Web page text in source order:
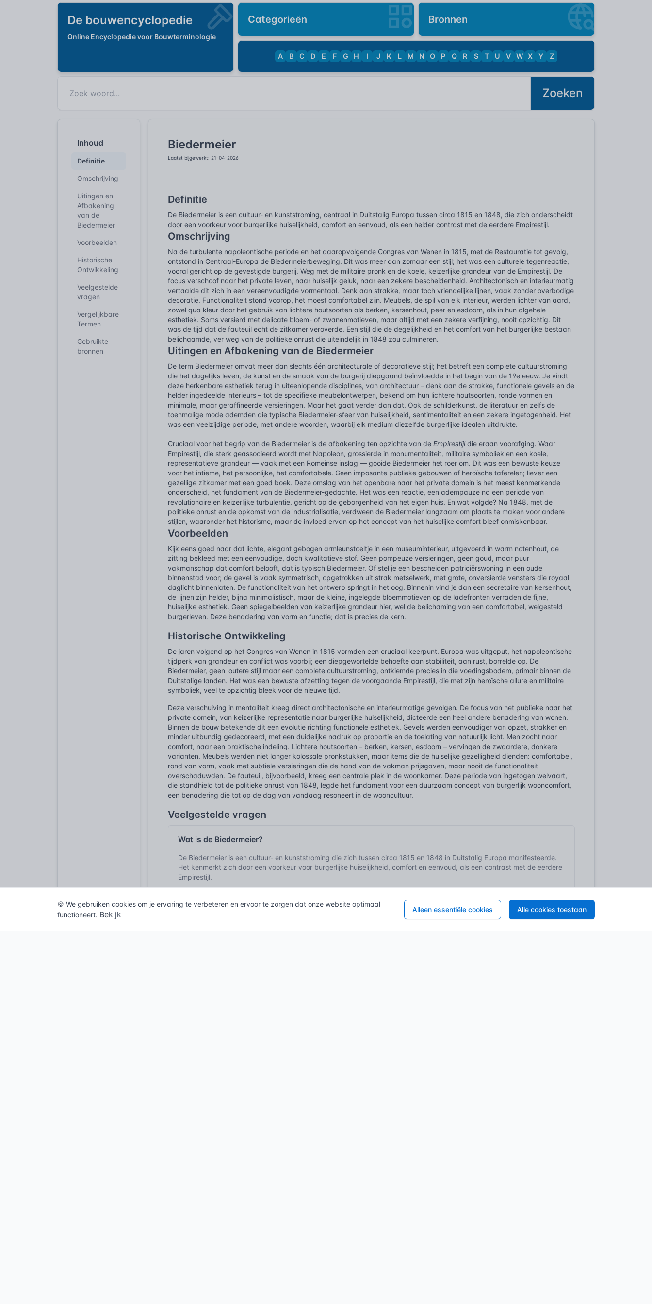
De bouwencyclopedie
Online Encyclopedie voor Bouwterminologie
Categorieën Bronnen
A B C D E F G H I J K L M N O P Q R S T U V W X Y Z
Zoeken
Inhoud
Definitie
Omschrijving
Uitingen en
Afbakening
van de
Biedermeier
Voorbeelden
Historische
Ontwikkeling
Veelgestelde
vragen
Vergelijkbare
Termen
Gebruikte
bronnen
Biedermeier
Laatst bijgewerkt: 21-04-2026
Definitie
De Biedermeier is een cultuur- en kunststroming, centraal in Duitstalig Europa tussen circa 1815 en 1848, die zich onderscheidt
door een voorkeur voor burgerlijke huiselijkheid, comfort en eenvoud, als een helder contrast met de eerdere Empirestijl.
Omschrijving
Na de turbulente napoleontische periode en het daaropvolgende Congres van Wenen in 1815, met de Restauratie tot gevolg,
ontstond in Centraal-Europa de Biedermeierbeweging. Dit was meer dan zomaar een stijl; het was een culturele tegenreactie,
vooral gericht op de gevestigde burgerij. Weg met de militaire pronk en de koele, keizerlijke grandeur van de Empirestijl. De
focus verschoof naar het private leven, naar huiselijk geluk, naar een zekere bescheidenheid. Architectonisch en interieurmatig
vertaalde dit zich in een vereenvoudigde vormentaal. Denk aan strakke, maar toch vriendelijke lijnen, vaak zonder overbodige
decoratie. Functionaliteit stond voorop, het moest comfortabel zijn. Meubels, de spil van elk interieur, werden lichter van aard,
zowel qua kleur door het gebruik van lichtere houtsoorten als berken, kersenhout, peer en esdoorn, als in hun algehele
esthetiek. Soms versierd met delicate bloem- of zwanenmotieven, maar altijd met een zekere verfijning, nooit opzichtig. Dit
was de tijd dat de fauteuil echt de zitkamer veroverde. Een stijl die de degelijkheid en het comfort van het burgerlijke bestaan
belichaamde, ver weg van de politieke onrust die uiteindelijk in 1848 zou culmineren.
Uitingen en Afbakening van de Biedermeier
De term Biedermeier omvat meer dan slechts één architecturale of decoratieve stijl; het betreft een complete cultuurstroming
die het dagelijks leven, de kunst en de smaak van de burgerij diepgaand beïnvloedde in het begin van de 19e eeuw. Je vindt
deze herkenbare esthetiek terug in uiteenlopende disciplines, van architectuur – denk aan de strakke, functionele gevels en de
helder ingedeelde interieurs – tot de specifieke meubelontwerpen, bekend om hun lichtere houtsoorten, ronde vormen en
minimale, maar geraffineerde versieringen. Maar het gaat verder dan dat. Ook de schilderkunst, de literatuur en zelfs de
toenmalige mode ademden die typische Biedermeier-sfeer van huiselijkheid, sentimentaliteit en een zekere ingetogenheid. Het
was een veelzijdige periode, met andere woorden, waarbij elk medium diezelfde burgerlijke idealen uitdrukte.
Cruciaal voor het begrip van de Biedermeier is de afbakening ten opzichte van deEmpirestijldie eraan voorafging. Waar
Empirestijl, die sterk geassocieerd wordt met Napoleon, grossierde in monumentaliteit, militaire symboliek en een koele,
representatieve grandeur — vaak met een Romeinse inslag — gooide Biedermeier het roer om. Dit was een bewuste keuze
voor het intieme, het persoonlijke, het comfortabele. Geen imposante publieke gebouwen of heroïsche taferelen; liever een
gezellige zitkamer met een goed boek. Deze omslag van het openbare naar het private domein is het meest kenmerkende
onderscheid, het fundament van de Biedermeier-gedachte. Het was een reactie, een adempauze na een periode van
revolutionaire en keizerlijke turbulentie, gericht op de geborgenheid van het eigen huis. En wat volgde? Na 1848, met de
politieke onrust en de opkomst van de industrialisatie, verdween de Biedermeier langzaam om plaats te maken voor andere
stijlen, waaronder het historisme, maar de invloed ervan op het concept van het huiselijke comfort bleef onmiskenbaar.
Voorbeelden
Kijk eens goed naar dat lichte, elegant gebogen armleunstoeltje in een museuminterieur, uitgevoerd in warm notenhout, de
zitting bekleed met een eenvoudige, doch kwalitatieve stof. Geen pompeuze versieringen, geen goud, maar puur
vakmanschap dat comfort belooft, dat is typisch Biedermeier. Of stel je een bescheiden patriciërswoning in een oude
binnenstad voor; de gevel is vaak symmetrisch, opgetrokken uit strak metselwerk, met grote, onversierde vensters die royaal
daglicht binnenlaten. De functionaliteit van het ontwerp springt in het oog. Binnenin vind je dan een secretaire van kersenhout,
de lijnen zijn helder, bijna minimalistisch, maar de kleine, ingelegde bloemmotieven op de ladefronten verraden de fijne,
huiselijke esthetiek. Geen spiegelbeelden van keizerlijke grandeur hier, wel de belichaming van een comfortabel, welgesteld
burgerleven. Deze benadering van vorm en functie; dat is precies de kern.
Historische Ontwikkeling
De jaren volgend op het Congres van Wenen in 1815 vormden een cruciaal keerpunt. Europa was uitgeput, het napoleontische
tijdperk van grandeur en conflict was voorbij; een diepgewortelde behoefte aan stabiliteit, aan rust, borrelde op. De
Biedermeier, geen loutere stijl maar een complete cultuurstroming, ontkiemde precies in die voedingsbodem, primair binnen de
Duitstalige landen. Het was een bewuste afzetting tegen de voorgaande Empirestijl, die met zijn heroïsche allure en militaire
symboliek, veel te opzichtig bleek voor de nieuwe tijd.
Deze verschuiving in mentaliteit kreeg direct architectonische en interieurmatige gevolgen. De focus van het publieke naar het
private domein, van keizerlijke representatie naar burgerlijke huiselijkheid, dicteerde een heel andere benadering van wonen.
Binnen de bouw betekende dit een evolutie richting functionele esthetiek. Gevels werden eenvoudiger van opzet, strakker en
minder uitbundig gedecoreerd, met een duidelijke nadruk op proportie en de toelating van natuurlijk licht. Men zocht naar
comfort, naar een praktische indeling. Lichtere houtsoorten – berken, kersen, esdoorn – vervingen de zwaardere, donkere
varianten. Meubels werden niet langer kolossale pronkstukken, maar items die de huiselijke gezelligheid dienden: comfortabel,
rond van vorm, vaak met subtiele versieringen die de hand van de vakman prijsgaven, maar nooit de functionaliteit
overschaduwden. De fauteuil, bijvoorbeeld, kreeg een centrale plek in de woonkamer. Deze periode van ingetogen welvaart,
die standhield tot de politieke onrust van 1848, legde het fundament voor een duurzaam concept van burgerlijk wooncomfort,
een benadering die tot op de dag van vandaag resoneert in de wooncultuur.
Veelgestelde vragen
Wat is de Biedermeier?
De Biedermeier is een cultuur- en kunststroming die zich tussen circa 1815 en 1848 in Duitstalig Europa manifesteerde.
Het kenmerkt zich door een voorkeur voor burgerlijke huiselijkheid, comfort en eenvoud, als een contrast met de eerdere
Empirestijl.
Welke kenmerken heeft de Biedermeier stijl in architectuur en interieur?
🍪 We gebruiken cookies om je ervaring te verbeteren en ervoor te zorgen dat onze website optimaal
functioneert. Bekijk
Alleen essentiële cookies Alle cookies toestaan